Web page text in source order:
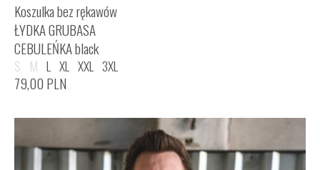
Koszulka bez rękawów
ŁYDKA GRUBASA
CEBULEŃKA black
S M L XL XXL 3XL
79,00 PLN